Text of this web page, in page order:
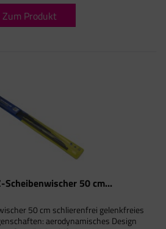
Zum Produkt
Scheibenwischer 50 cm...
50 cm schlierenfrei gelenkfreies
aerodynamisches Design